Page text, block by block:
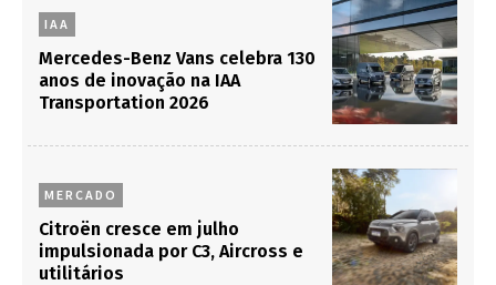
IAA
Mercedes-Benz Vans celebra 130
anos de inovação na IAA
Transportation 2026
MERCADO
Citroën cresce em julho
impulsionada por C3, Aircross e
utilitários